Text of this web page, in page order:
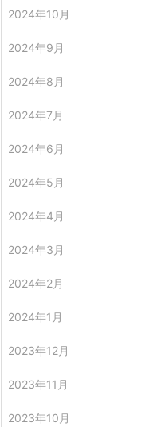
2024年10月
2024年9月
2024年8月
2024年7月
2024年6月
2024年5月
2024年4月
2024年3月
2024年2月
2024年1月
2023年12月
2023年11月
2023年10月